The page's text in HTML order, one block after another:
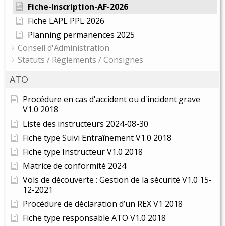
Fiche-Inscription-AF-2026
Fiche LAPL PPL 2026
Planning permanences 2025
Conseil d'Administration
Statuts / Règlements / Consignes
ATO
Procédure en cas d'accident ou d'incident grave
V1.0 2018
Liste des instructeurs 2024-08-30
Fiche type Suivi Entraînement V1.0 2018
Fiche type Instructeur V1.0 2018
Matrice de conformité 2024
Vols de découverte : Gestion de la sécurité V1.0 15-
12-2021
Procédure de déclaration d’un REX V1 2018
Fiche type responsable ATO V1.0 2018